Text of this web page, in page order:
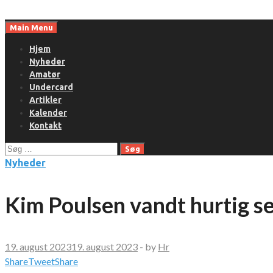
toMain Menu
Hjem
Nyheder
Amatør
Undercard
Artikler
Kalender
Kontakt
Søg
efter:
Nyheder
Kim Poulsen vandt hurtig
19. august 202319. august 2023 - by Hr
ShareTweetShare